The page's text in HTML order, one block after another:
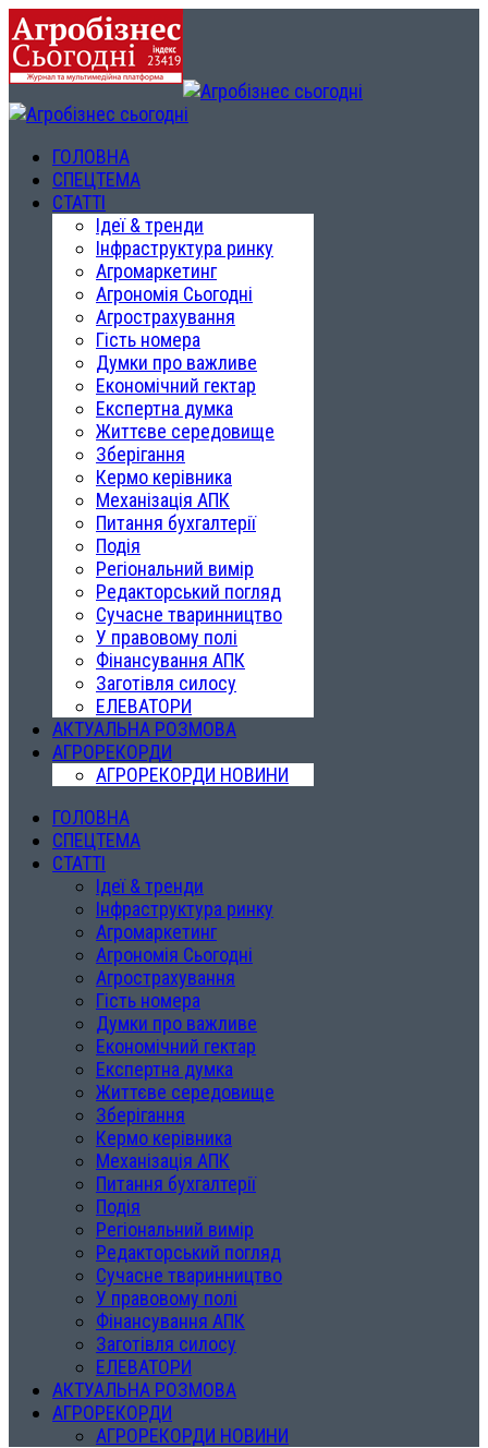
ГОЛОВНА
СПЕЦТЕМА
СТАТТІ
Ідеї & тренди
Інфраструктура ринку
Агромаркетинг
Агрономія Сьогодні
Агрострахування
Гість номера
Думки про важливе
Економічний гектар
Експертна думка
Життєве середовище
Зберігання
Кермо керівника
Механізація АПК
Питання бухгалтерії
Подія
Регіональний вимір
Редакторський погляд
Сучасне тваринництво
У правовому полі
Фінансування АПК
Заготівля силосу
ЕЛЕВАТОРИ
АКТУАЛЬНА РОЗМОВА
АГРОРЕКОРДИ
АГРОРЕКОРДИ НОВИНИ
ГОЛОВНА
СПЕЦТЕМА
СТАТТІ
Ідеї & тренди
Інфраструктура ринку
Агромаркетинг
Агрономія Сьогодні
Агрострахування
Гість номера
Думки про важливе
Економічний гектар
Експертна думка
Життєве середовище
Зберігання
Кермо керівника
Механізація АПК
Питання бухгалтерії
Подія
Регіональний вимір
Редакторський погляд
Сучасне тваринництво
У правовому полі
Фінансування АПК
Заготівля силосу
ЕЛЕВАТОРИ
АКТУАЛЬНА РОЗМОВА
АГРОРЕКОРДИ
АГРОРЕКОРДИ НОВИНИ